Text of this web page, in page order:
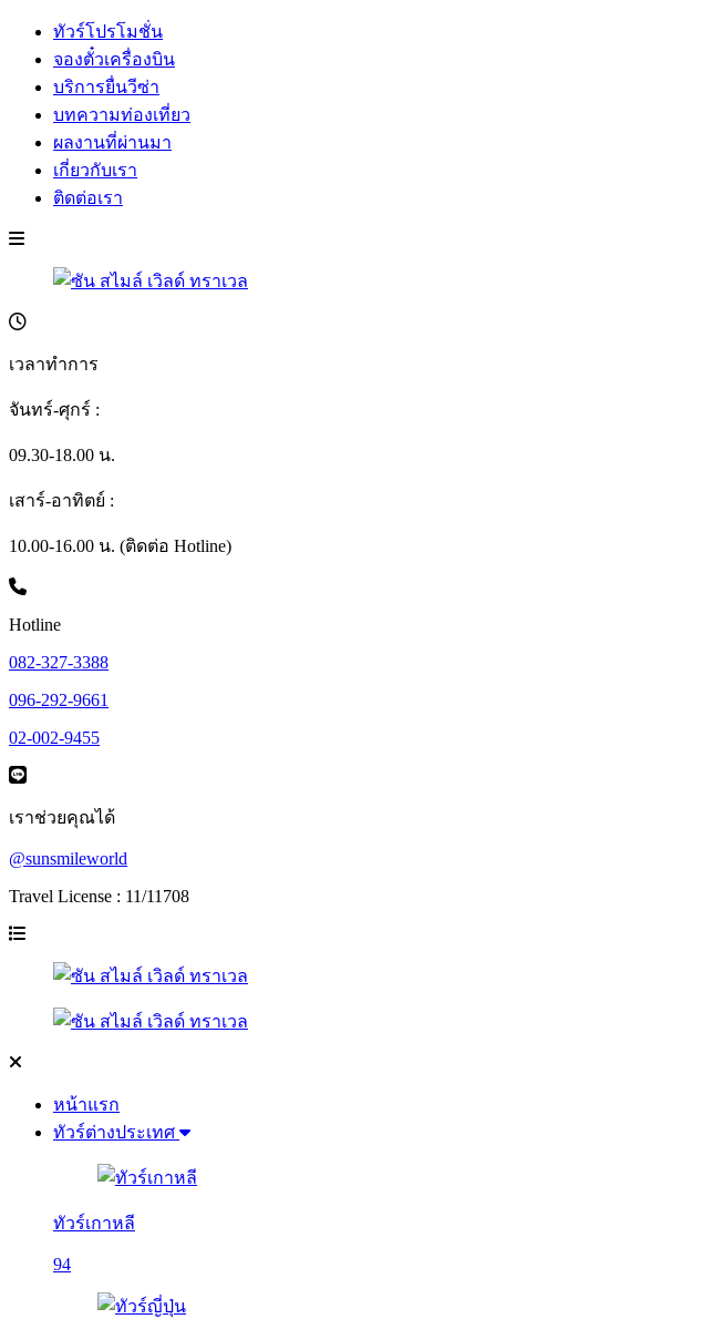
ทัวร์โปรโมชั่น
จองตั๋วเครื่องบิน
บริการยื่นวีซ่า
บทความท่องเที่ยว
ผลงานที่ผ่านมา
เกี่ยวกับเรา
ติดต่อเรา
เวลาทำการ
จันทร์-ศุกร์ :
09.30-18.00 น.
เสาร์-อาทิตย์ :
10.00-16.00 น. (ติดต่อ Hotline)
Hotline
082-327-3388
096-292-9661
02-002-9455
เราช่วยคุณได้
@sunsmileworld
Travel License : 11/11708
หน้าแรก
ทัวร์ต่างประเทศ
ทัวร์เกาหลี
94